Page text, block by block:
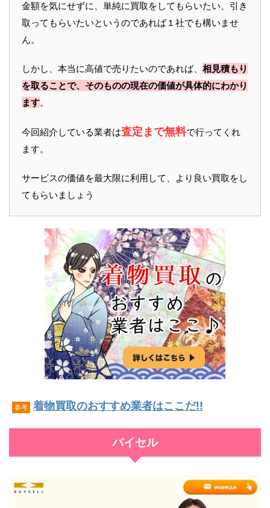
金額を気にせずに、単純に買取をしてもらいたい、引き
取ってもらいたいというのであれば１社でも構いませ
ん。
しかし、本当に高値で売りたいのであれば、 相見積もり
を取ることで、そのものの現在の価値が具体的にわかり
ます。
今回紹介している業者は査定まで無料で行ってくれ
ます。
サービスの価値を最大限に利用して、より良い買取をし
てもらいましょう
参考 着物買取のおすすめ業者はここだ!!
バイセル